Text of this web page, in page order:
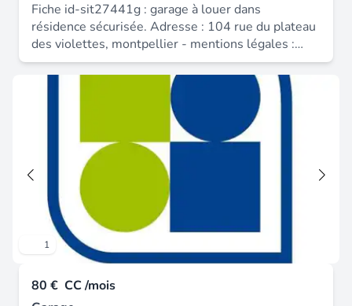
Fiche id-sit27441g : garage à louer dans
résidence sécurisée. Adresse : 104 rue du plateau
des violettes, montpellier - mentions légales :
loyer cc (charges comprises) = 80 euros / mois -
modalités de règlement des charges :
prévisionnelles mensuelles avec régularisation
annuelle - honoraires à la charge du locataire :
165 euros - dépot de garantie : 80 euros - reseau
immo-diffusion castelnau le lez - pour plus
d'informations, contactez notre secrétariat au 09
74 53 13 81 (appel gratuit ou prix d'une
communication locale).
1
80 € CC /mois